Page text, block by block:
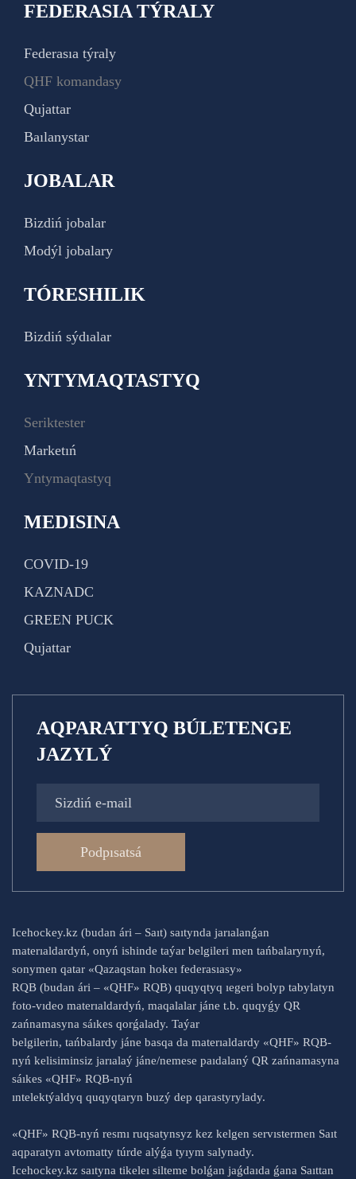
FEDERASIA TÝRALY
Federasıa týraly
QHF komandasy
Qujattar
Baılanystar
JOBALAR
Bizdiń jobalar
Modýl jobalary
TÓRESHILIK
Bizdiń sýdıalar
YNTYMAQTASTYQ
Seriktester
Marketıń
Yntymaqtastyq
MEDISINA
COVID-19
KAZNADC
GREEN PUCK
Qujattar
AQPARATTYQ BÚLETENGE
JAZYLÝ
Podpısatsá
Icehockey.kz (budan ári – Saıt) saıtynda jarıalanǵan
materıaldardyń, onyń ishinde taýar belgileri men tańbalarynyń,
sonymen qatar «Qazaqstan hokeı federasıasy»
RQB (budan ári – «QHF» RQB) quqyqtyq ıegeri bolyp tabylatyn
foto-vıdeo materıaldardyń, maqalalar jáne t.b. quqyǵy QR
zańnamasyna sáıkes qorǵalady. Taýar
belgilerin, tańbalardy jáne basqa da materıaldardy «QHF» RQB-
nyń kelisiminsiz jarıalaý jáne/nemese paıdalaný QR zańnamasyna
sáıkes «QHF» RQB-nyń
ıntelektýaldyq quqyqtaryn buzý dep qarastyrylady.
«QHF» RQB-nyń resmı ruqsatynsyz kez kelgen servıstermen Saıt
aqparatyn avtomatty túrde alýǵa tyıym salynady.
Icehockey.kz saıtyna tikeleı silteme bolǵan jaǵdaıda ǵana Saıttan